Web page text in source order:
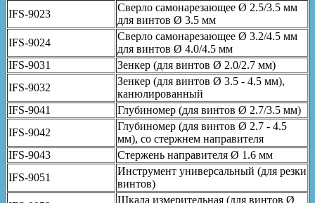
IFS-9023
Сверло самонарезающее Ø 2.5/3.5 мм
для винтов Ø 3.5 мм
IFS-9024
Сверло самонарезающее Ø 3.2/4.5 мм
для винтов Ø 4.0/4.5 мм
IFS-9031
Зенкер (для винтов Ø 2.0/2.7 мм)
IFS-9032
Зенкер (для винтов Ø 3.5 - 4.5 мм),
канюлированный
IFS-9041
Глубиномер (для винтов Ø 2.7/3.5 мм)
IFS-9042
Глубиномер (для винтов Ø 2.7 - 4.5
мм), со стержнем направителя
IFS-9043
Стержень направителя Ø 1.6 мм
IFS-9051
Инструмент универсальный (для резки
винтов)
Шкала измерительная (для винтов Ø